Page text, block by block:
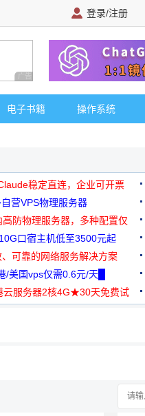
登录/注册
广告 商业广告，理性选择
电子书籍 操作系统
稳定直连，企业可开票
营VPS物理服务器
防物理服务器，多种配置仅
口宿主机低至3500元起
可靠的网络服务解决方案
/美国vps仅需0.6元/天█
服务器2核4G★30天免费试